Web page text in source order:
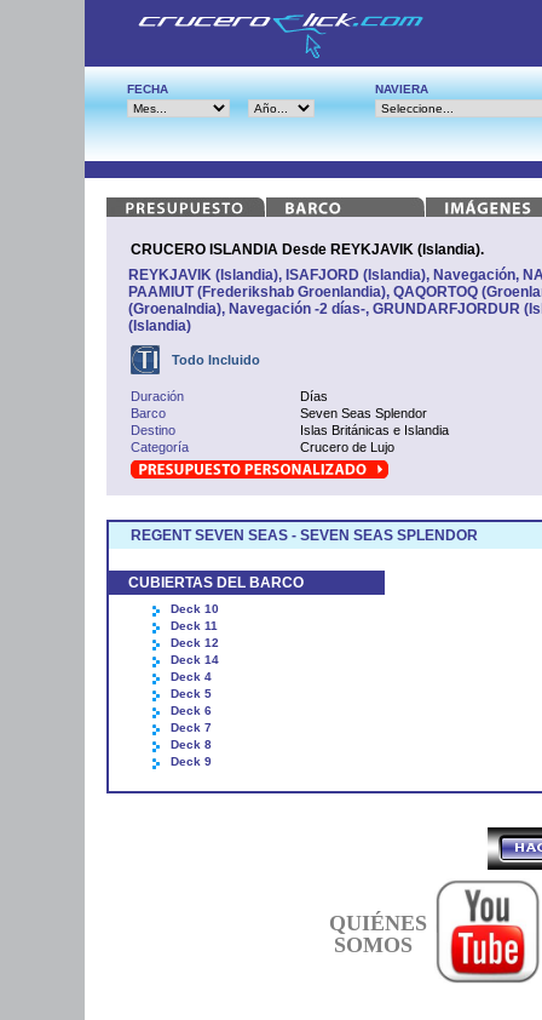
FECHA NAVIERA
CRUCERO ISLANDIA Desde REYKJAVIK (Islandia).
REYKJAVIK (Islandia), ISAFJORD (Islandia), Navegación,
PAAMIUT (Frederikshab Groenlandia), QAQORTOQ
(Groenalndia), Navegación -2 días-, GRUNDARFJORDUR
(Islandia)
Todo Incluido
Duración
Días
Barco
Seven Seas Splendor
Destino
Islas Británicas e Islandia
Categoría
Crucero de Lujo
REGENT SEVEN SEAS - SEVEN SEAS SPLENDOR
CUBIERTAS DEL BARCO
Deck 10
Deck 11
Deck 12
Deck 14
Deck 4
Deck 5
Deck 6
Deck 7
Deck 8
Deck 9
QUIÉNES
SOMOS